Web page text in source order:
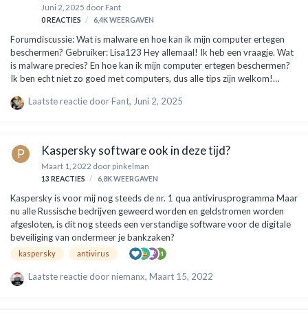
Juni 2, 2025 door Fant
0 REACTIES 6,4K WEERGAVEN
Forumdiscussie: Wat is malware en hoe kan ik mijn computer ertegen
beschermen? Gebruiker: Lisa123 Hey allemaal! Ik heb een vraagje. Wat
is malware precies? En hoe kan ik mijn computer ertegen beschermen?
Ik ben echt niet zo goed met computers, dus alle tips zijn welkom!
verzamelnaam voor verschillende soorten kwade software die je
zoals virussen, wormen, spy- en ransomware. Soorten malware:
Virussen: Dit zijn bestanden die zich aan andere bestanden…
Laatste reactie doorFant, Juni 2, 2025
Kaspersky software ook in deze tijd?
Maart 1, 2022 door pinkelman
13 REACTIES 6,8K WEERGAVEN
Kaspersky is voor mij nog steeds de nr. 1 qua antivirusprogramma Maar
nu alle Russische bedrijven geweerd worden en geldstromen worden
afgesloten, is dit nog steeds een verstandige software voor de digitale
beveiliging van ondermeer je bankzaken?
Laatste reactie doorniemanx, Maart 15, 2022
kaspersky antivirus